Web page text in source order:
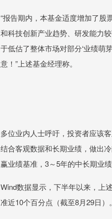
“报告期内，本基金适度增加了
和科技创新产业趋势、研发能力
于低估了整体市场对部分‘业绩萌
意！”上述基金经理称。
多位业内人士呼吁，投资者应该
结合客观数据和长期业绩，做出
赢业绩基准，3～5年的中长期业绩
Wind数据显示，下半年以来，上
准近10个百分点（截至8月29日）。